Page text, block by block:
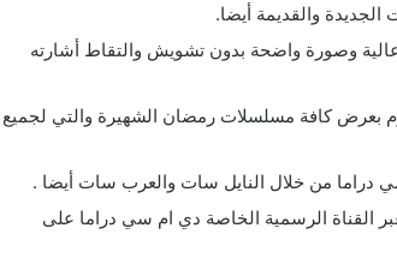
والقديمة أيضا.
وصورة واضحة بدون تشويش والتقاط أشارته
بعرض كافة مسلسلات رمضان الشهيرة والتي لجميع
دراما من خلال النايل سات والعرب سات أيضا .
القناة الرسمية الخاصة دي ام سي دراما على